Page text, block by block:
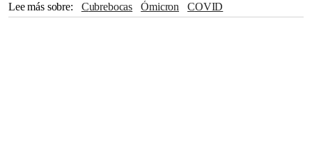
Lee más sobre cubrebocas Ómicron COVID